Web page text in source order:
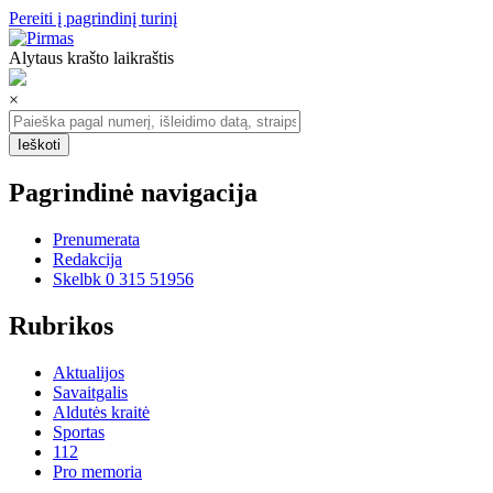
Pereiti į pagrindinį turinį
Alytaus krašto laikraštis
×
Pagrindinė navigacija
Prenumerata
Redakcija
Skelbk 0 315 51956
Rubrikos
Aktualijos
Savaitgalis
Aldutės kraitė
Sportas
112
Pro memoria